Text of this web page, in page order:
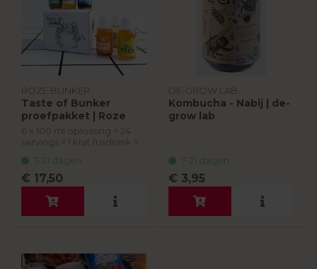
ROZE BUNKER
Taste of Bunker
proefpakket | Roze
Bunker
6 x 100 ml oplossing = 24
servings = 1 krat frisdrank =
Elke smaak tackelt op zijn
eigen manier problemen
onder de noemers...
7-21 dagen
€ 17,50
DE-GROW LAB
Kombucha - Nabij | de-
grow lab
7-21 dagen
€ 3,95